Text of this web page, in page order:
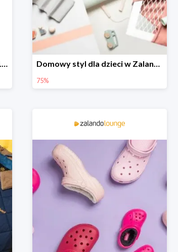
Darmowa dostawa w Zalando Lounge Domowy styl dla dzieci w Zalando Lounge do -75%
75%